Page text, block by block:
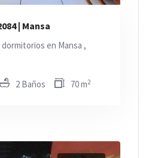
| Mansa
en Mansa ,
2 Baños 70 m2